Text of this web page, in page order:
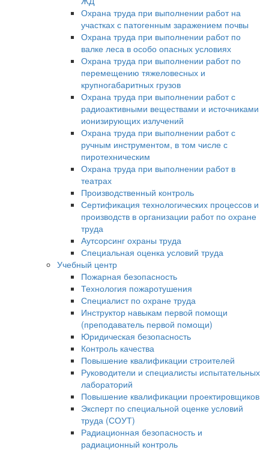
Охрана труда при выполнении работ на
участках с патогенным заражением почвы
Охрана труда при выполнении работ по
валке леса в особо опасных условиях
Охрана труда при выполнении работ по
перемещению тяжеловесных и
крупногабаритных грузов
Охрана труда при выполнении работ с
радиоактивными веществами и источниками
ионизирующих излучений
Охрана труда при выполнении работ с
ручным инструментом, в том числе с
пиротехническим
Охрана труда при выполнении работ в
театрах
Производственный контроль
Сертификация технологических процессов и
производств в организации работ по охране
труда
Аутсорсинг охраны труда
Специальная оценка условий труда
Учебный центр
Пожарная безопасность
Технология пожаротушения
Специалист по охране труда
Инструктор навыкам первой помощи
(преподаватель первой помощи)
Юридическая безопасность
Контроль качества
Повышение квалификации строителей
Руководители и специалисты испытательных
лабораторий
Повышение квалификации проектировщиков
Эксперт по специальной оценке условий
труда (СОУТ)
Радиационная безопасность и
радиационный контроль